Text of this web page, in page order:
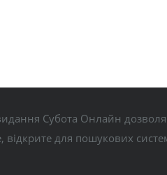
Субота Онлайн
відкрите для пошукових